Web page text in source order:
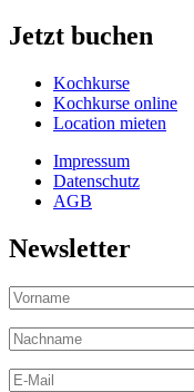
Jetzt buchen
Kochkurse
Kochkurse online
Location mieten
Impressum
Datenschutz
AGB
Newsletter